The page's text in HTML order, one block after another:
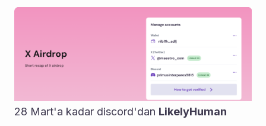
28 Mart'a kadar discord'dan LikelyHuman